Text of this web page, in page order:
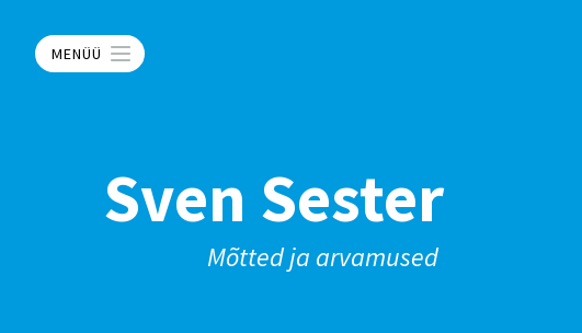
MENÜÜ
Sven Sester
Mõtted ja arvamused